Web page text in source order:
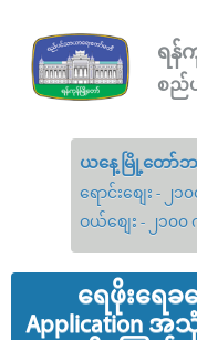
ရန်
စည်
ယနေ့မြို့တော်ဘ
ရောင်းစျေး - ၂၁
ဝယ်စျေး - ၂၁၀၀
ရေဖိုးရေခပ
Application အ